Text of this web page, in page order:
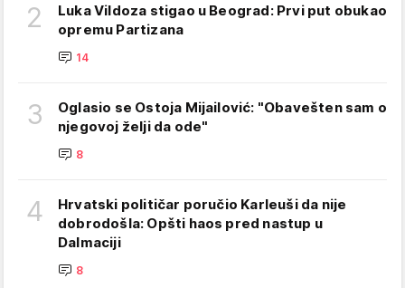
2
Luka Vildoza stigao u Beograd: Prvi put obukao
opremu Partizana
14
3
Oglasio se Ostoja Mijailović: "Obavešten sam o
njegovoj želji da ode"
8
4
Hrvatski političar poručio Karleuši da nije
dobrodošla: Opšti haos pred nastup u
Dalmaciji
8